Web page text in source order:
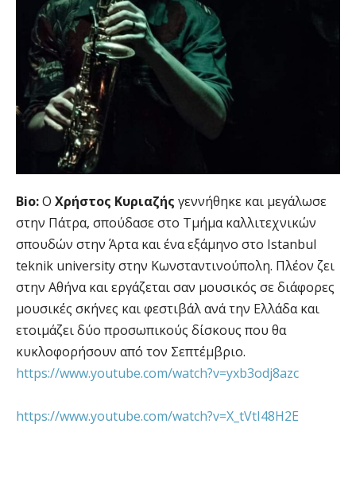
Bio:Ο Χρήστος Κυριαζής γεννήθηκε και μεγάλωσε
στην Πάτρα, σπούδασε στο Τμήμα καλλιτεχνικών
σπουδών στην Άρτα και ένα εξάμηνο στο Istanbul
teknik university στην Κωνσταντινούπολη. Πλέον ζει
στην Αθήνα και εργάζεται σαν μουσικός σε διάφορες
μουσικές σκήνες και φεστιβάλ ανά την Ελλάδα και
ετοιμάζει δύο προσωπικούς δίσκους που θα
κυκλοφορήσουν από τον Σεπτέμβριο.
https://www.youtube.com/watch?v=yxb3odj8azc
https://www.youtube.com/watch?v=X_tVtI48H2E